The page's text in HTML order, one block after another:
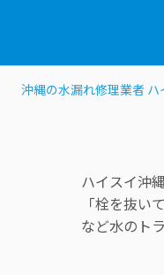
沖縄の水漏れ修理業者
ハイスイ沖
「栓を抜い
など水のト